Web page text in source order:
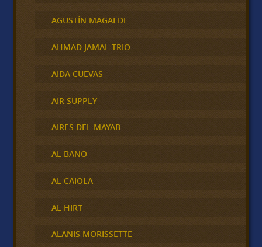
AGUSTÍN MAGALDI
AHMAD JAMAL TRIO
AIDA CUEVAS
AIR SUPPLY
AIRES DEL MAYAB
AL BANO
AL CAIOLA
AL HIRT
ALANIS MORISSETTE